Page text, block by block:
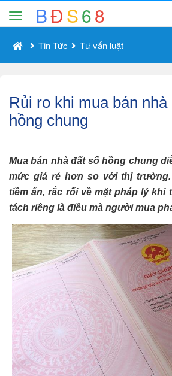
BĐS68
Tin Tức Tư vấn luật
Rủi ro khi mua bán nhà
hồng chung
Mua bán nhà đất sổ hồng chung
mức giá rẻ hơn so với thị
tiềm ẩn, rắc rối về mặt pháp lý khi
tách riêng là điều mà người mua